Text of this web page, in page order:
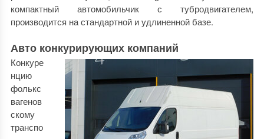
компактный автомобильчик с тубродвигателем,
производится на стандартной и удлиненной базе.
Авто конкурирующих компаний
Конкуре
нцию
фолькс
вагенов
скому
транспо